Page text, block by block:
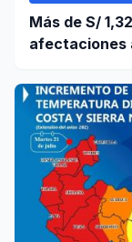
Más de S/
afectaciones